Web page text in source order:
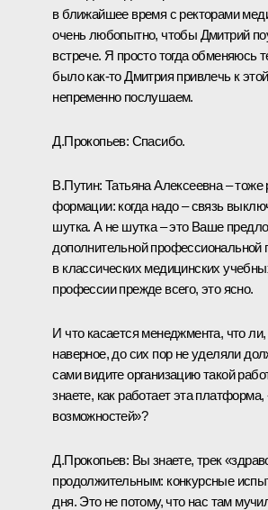
в ближайшее время с ректорами
очень любопытно, чтобы Дмитрий
встрече. Я просто тогда
было как-то Дмитрия привлечь к
непременно послушаем.
Д.Прокопьев: Спасибо.
В.Путин: Татьяна Алексеевна – тоже
формации: когда надо – связь
шутка. А не шутка – это Ваше
дополнительной профессиональной
в классических медицинских
профессии прежде всего, это ясно.
И что касается менеджмента, что
наверное, до сих пор не уделяли
сами видите организацию такой
знаете, как работает эта
возможностей»?
Д.Прокопьев: Вы знаете, трек
продолжительным: конкурсные
дня. Это не потому, что нас там